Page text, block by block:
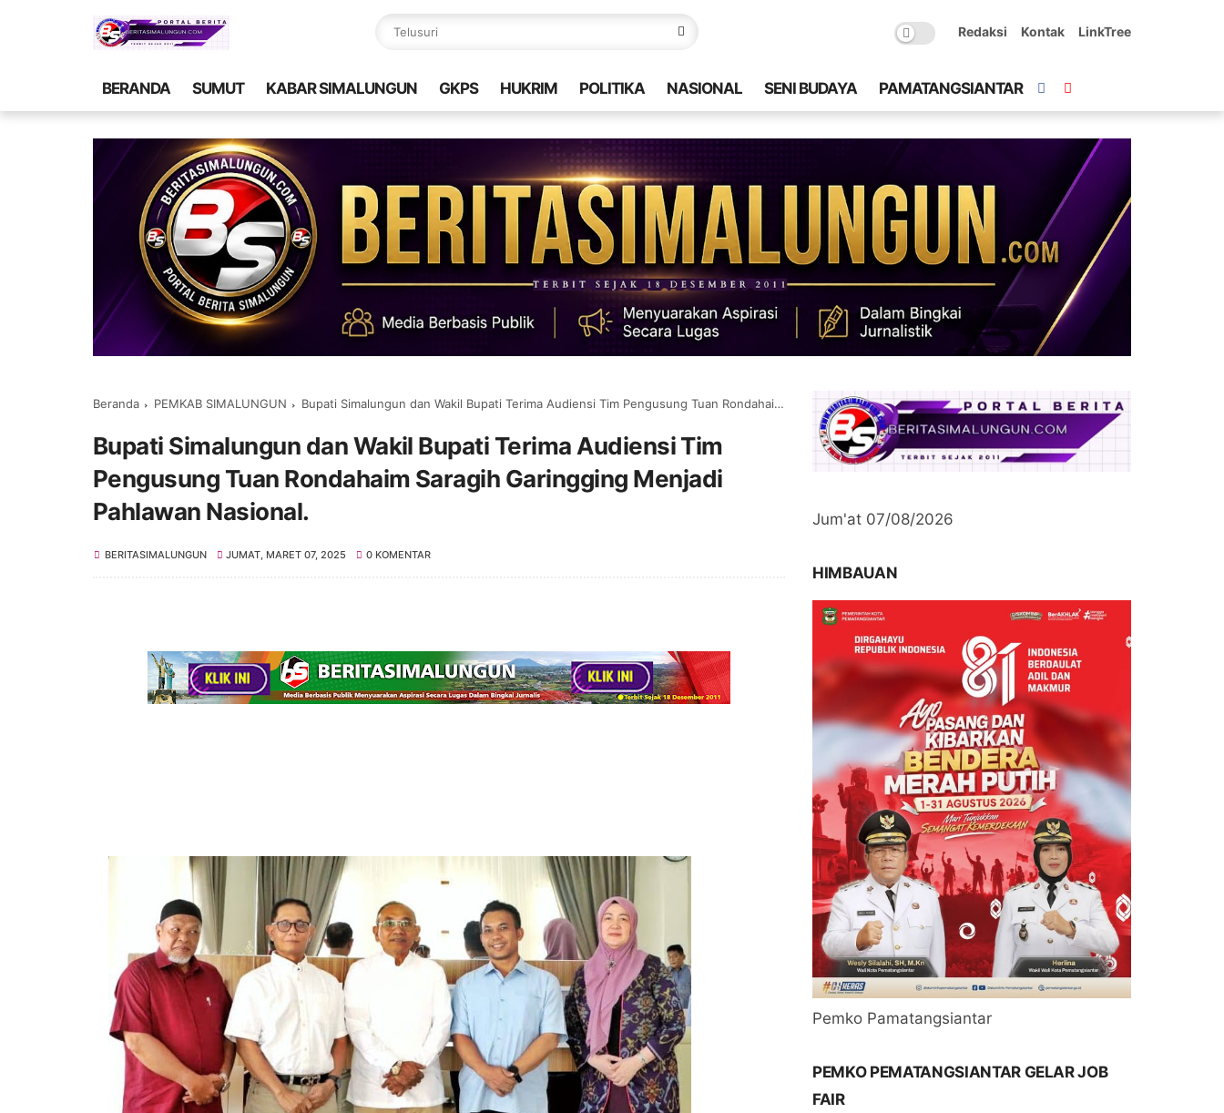
Redaksi Kontak LinkTree
BERANDA SUMUT KABAR SIMALUNGUN GKPS HUKRIM POLITIKA NASIONAL SENI BUDAYA PAMATANGSIANTAR
Beranda PEMKAB SIMALUNGUN Bupati Simalungun dan Wakil Bupati Terima Audiensi Tim Pengusung Tuan Rondahaim Saragih Garingging Menjadi Pahlawan Nasional.
Bupati Simalungun dan Wakil Bupati Terima Audiensi Tim
Pengusung Tuan Rondahaim Saragih Garingging Menjadi
Pahlawan Nasional.
BERITASIMALUNGUN JUMAT, MARET 07, 2025 0 KOMENTAR
Jum'at 07/08/2026
HIMBAUAN
Pemko Pamatangsiantar
PEMKO PEMATANGSIANTAR GELAR JOB
FAIR